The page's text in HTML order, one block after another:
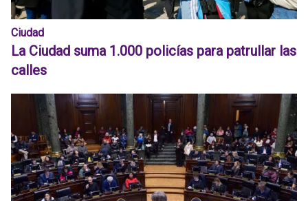
Ciudad
La Ciudad suma 1.000 policías para patrullar las
calles